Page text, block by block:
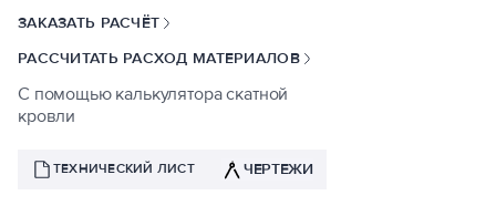
РАССЧИТАТЬ РАСХОД МАТЕРИАЛОВ
ЗАКАЗАТЬ РАСЧЁТ
С помощью калькулятора скатной
кровли
ТЕХНИЧЕСКИЙ ЛИСТ ЧЕРТЕЖИ